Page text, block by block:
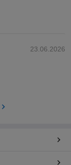
23.06.2026